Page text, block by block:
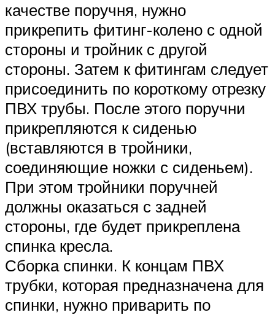
качестве поручня, нужно
прикрепить фитинг-колено с одной
стороны и тройник с другой
стороны. Затем к фитингам следует
присоединить по короткому отрезку
ПВХ трубы. После этого поручни
прикрепляются к сиденью
(вставляются в тройники,
соединяющие ножки с сиденьем).
При этом тройники поручней
должны оказаться с задней
стороны, где будет прикреплена
спинка кресла.
Сборка спинки. К концам ПВХ
трубки, которая предназначена для
спинки, нужно приварить по